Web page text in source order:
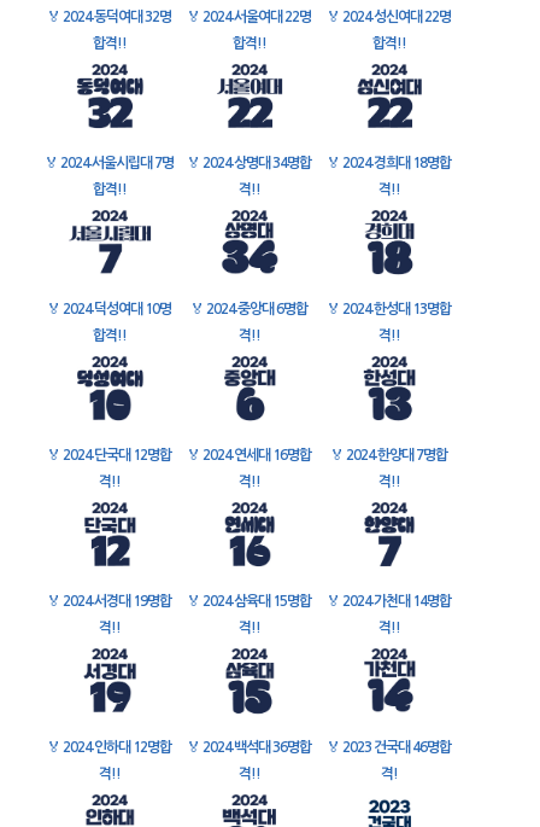
🏅 2024 동덕여대 32명
합격!!
🏅 2024 서울여대 22명
합격!!
🏅 2024 성신여대 22명
합격!!
🏅 2024 서울시립대 7명
합격!!
🏅 2024 상명대 34명합
격!!
🏅 2024 경희대 18명합
격!!
🏅 2024 덕성여대 10명
합격!!
🏅 2024 중앙대 6명합
격!!
🏅 2024 한성대 13명합
격!!
🏅 2024 단국대 12명합
격!!
🏅 2024 연세대 16명합
격!!
🏅 2024 한양대 7명합
격!!
🏅 2024 서경대 19명합
격!!
🏅 2024 삼육대 15명합
격!!
🏅 2024 가천대 14명합
격!!
🏅 2024 인하대 12명합
격!!
🏅 2024 백석대 36명합
격!!
🏅 2023 건국대 46명합
격!